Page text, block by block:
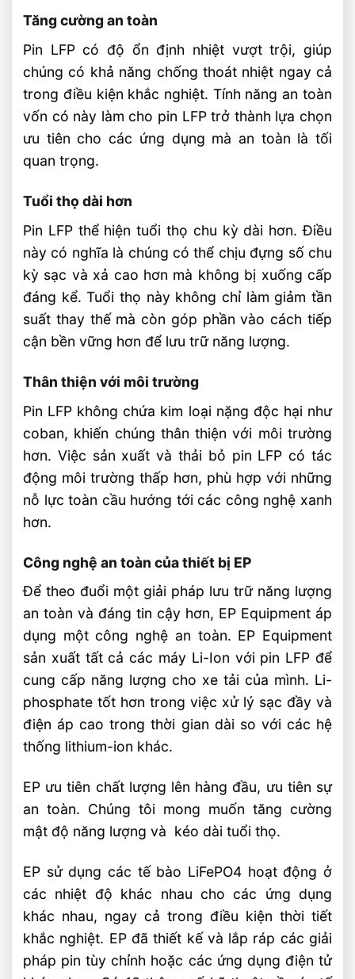
Tăng cường an toàn
Pin LFP có độ ổn định nhiệt vượt trội, giúp
chúng có khả năng chống thoát nhiệt ngay cả
trong điều kiện khắc nghiệt. Tính năng an toàn
vốn có này làm cho pin LFP trở thành lựa chọn
ưu tiên cho các ứng dụng mà an toàn là tối
quan trọng.
Tuổi thọ dài hơn
Pin LFP thể hiện tuổi thọ chu kỳ dài hơn. Điều
này có nghĩa là chúng có thể chịu đựng số chu
kỳ sạc và xả cao hơn mà không bị xuống cấp
đáng kể. Tuổi thọ này không chỉ làm giảm tần
suất thay thế mà còn góp phần vào cách tiếp
cận bền vững hơn để lưu trữ năng lượng.
Thân thiện với môi trường
Pin LFP không chứa kim loại nặng độc hại như
coban, khiến chúng thân thiện với môi trường
hơn. Việc sản xuất và thải bỏ pin LFP có tác
động môi trường thấp hơn, phù hợp với những
nỗ lực toàn cầu hướng tới các công nghệ xanh
hơn.
Công nghệ an toàn của thiết bị EP
Để theo đuổi một giải pháp lưu trữ năng lượng
an toàn và đáng tin cậy hơn, EP Equipment áp
dụng một công nghệ an toàn. EP Equipment
sản xuất tất cả các máy Li-Ion với pin LFP để
cung cấp năng lượng cho xe tải của mình. Li-
phosphate tốt hơn trong việc xử lý sạc đầy và
điện áp cao trong thời gian dài so với các hệ
thống lithium-ion khác.
EP ưu tiên chất lượng lên hàng đầu, ưu tiên sự
an toàn. Chúng tôi mong muốn tăng cường
mật độ năng lượng và kéo dài tuổi thọ.
EP sử dụng các tế bào LiFePO4 hoạt động ở
các nhiệt độ khác nhau cho các ứng dụng
khác nhau, ngay cả trong điều kiện thời tiết
khắc nghiệt. EP đã thiết kế và lắp ráp các giải
pháp pin tùy chỉnh hoặc các ứng dụng điện tử